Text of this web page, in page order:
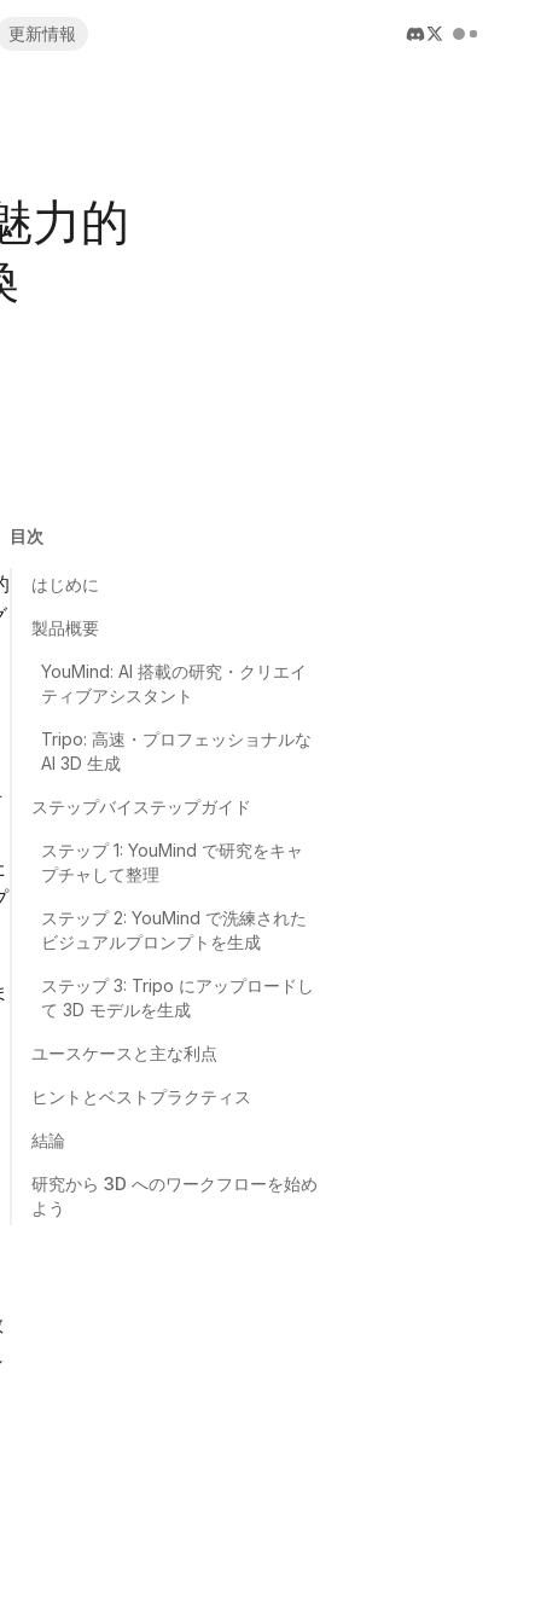
更新情報
力的
目次
はじめに
製品概要
YouMind: AI 搭載の研究・クリエイ
ティブアシスタント
Tripo: 高速・プロフェッショナルな
AI 3D 生成
ステップバイステップガイド
ステップ 1: YouMind で研究をキャ
プチャして整理
ステップ 2: YouMind で洗練された
ビジュアルプロンプトを生成
ステップ 3: Tripo にアップロードし
て 3D モデルを生成
ユースケースと主な利点
ヒントとベストプラクティス
結論
研究から 3D へのワークフローを始め
よう